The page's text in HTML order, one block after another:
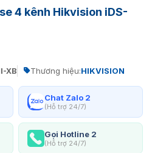
4 kênh Hikvision iDS-
XB Thương hiệu:HIKVISION
Chat Zalo 2
(Hỗ trợ 24/7)
Gọi Hotline 2
(Hỗ trợ 24/7)